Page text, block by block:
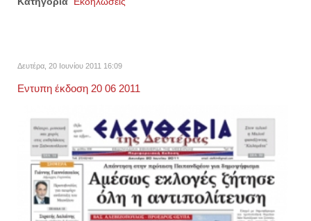
Δευτέρα, 20 Ιουνίου 2011 16:09
Εντυπη έκδοση 20 06 2011